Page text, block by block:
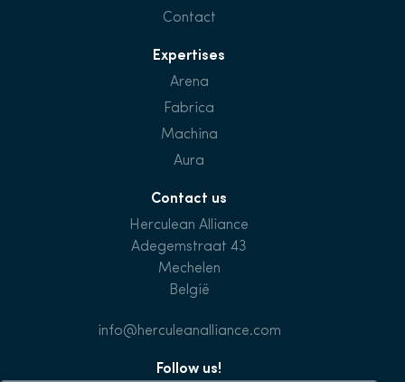
Contact
Expertises
Arena
Fabrica
Machina
Aura
Contact us
Herculean Alliance
Adegemstraat 43
Mechelen
België
info@herculeanalliance.com
Follow us!